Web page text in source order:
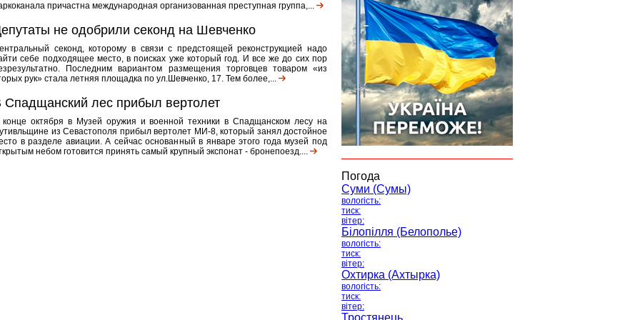
причастна международная организованная преступная группа,...
не одобрили секонд на Шевченко
секонд, которому в связи с предстоящей реконструкцией надо
себе подходящее место, в поисках уже который год. И все же до сих пор
Последним вариантом размещения торговцев товаром «из
рук» стала летняя площадка по ул.Шевченко, 17. Тем более,...
Спадщанский лес прибыл вертолет
конце октября в Музей оружия и военной техники в Спадщанском лесу на
из Севастополя прибыл вертолет МИ-8, который занял достойное
в разделе авиации. А сейчас основанный в январе этого года музей под
небом готовится принять самый крупный экспонат - бронепоезд....
Погода
Суми (Сумы)
вологість:
тиск:
вітер:
Білопілля (Белополье)
вологість:
тиск:
вітер:
Охтирка (Ахтырка)
вологість:
тиск:
вітер:
Тростянець